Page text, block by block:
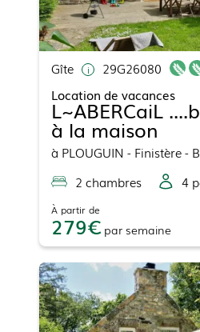
Gîte
29G26080
Location de vacances
L~ABERCaiL
à la maison
à PLOUGUIN - Finistère -
2 chambres 4
À partir de
279 par semaine